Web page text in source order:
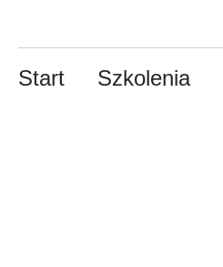
Start Szkolenia